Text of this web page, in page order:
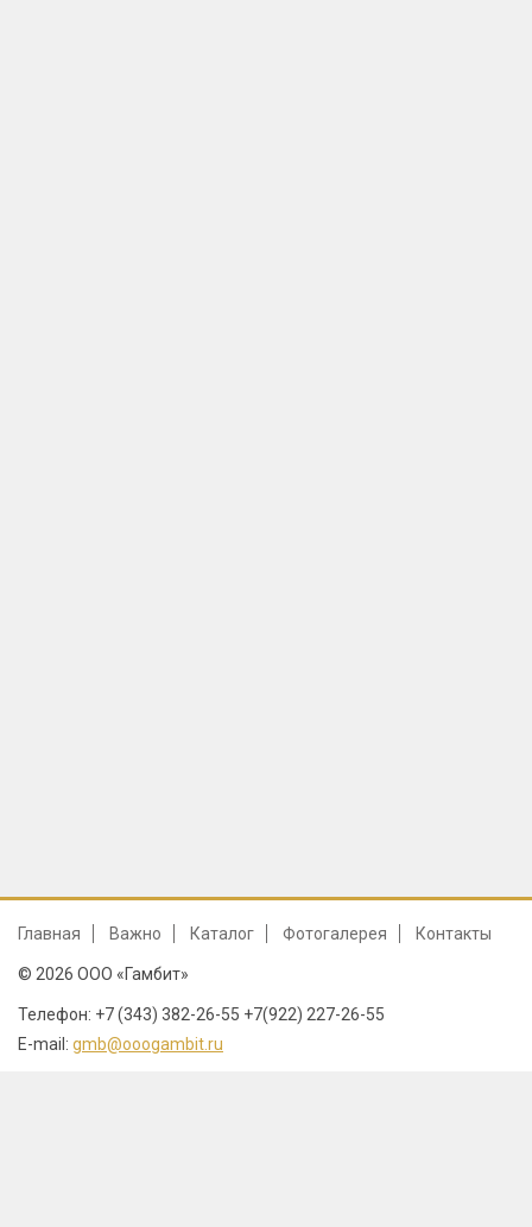
Главная Важно Каталог Фотогалерея Контакты
© 2026 ООО «Гамбит»
Телефон: +7 (343) 382-26-55 +7(922) 227-26-55
E-mail: gmb@ooogambit.ru